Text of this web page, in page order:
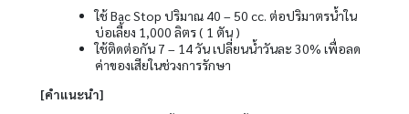
ใช้ Bac Stop ปริมาณ 40 – 50 cc. ต่อปริมาตรน้ำใน
บ่อเลี้ยง 1,000 ลิตร ( 1 ตัน )
ใช้ติดต่อกัน 7 – 14 วัน เปลี่ยนน้ำวันละ 30% เพื่อลด
ค่าของเสียในช่วงการรักษา
[คำแนะนำ]